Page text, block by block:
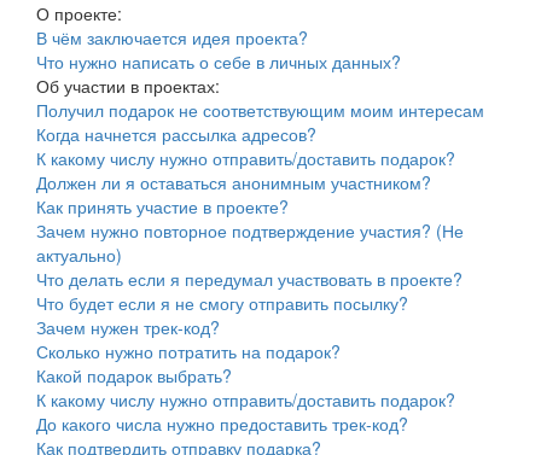
О проекте:
В чём заключается идея проекта?
Что нужно написать о себе в личных данных?
Об участии в проектах:
Получил подарок не соответствующим моим интересам
Когда начнется рассылка адресов?
К какому числу нужно отправить/доставить подарок?
Должен ли я оставаться анонимным участником?
Как принять участие в проекте?
Зачем нужно повторное подтверждение участия? (Не
актуально)
Что делать если я передумал участвовать в проекте?
Что будет если я не смогу отправить посылку?
Зачем нужен трек-код?
Сколько нужно потратить на подарок?
Какой подарок выбрать?
К какому числу нужно отправить/доставить подарок?
До какого числа нужно предоставить трек-код?
Как подтвердить отправку подарка?